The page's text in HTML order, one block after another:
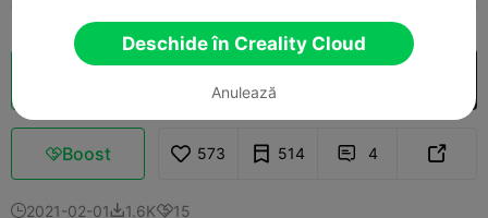
Boost 573 514  4 
2021-02-011.6K15
Deschide în Creality Cloud
Anulează